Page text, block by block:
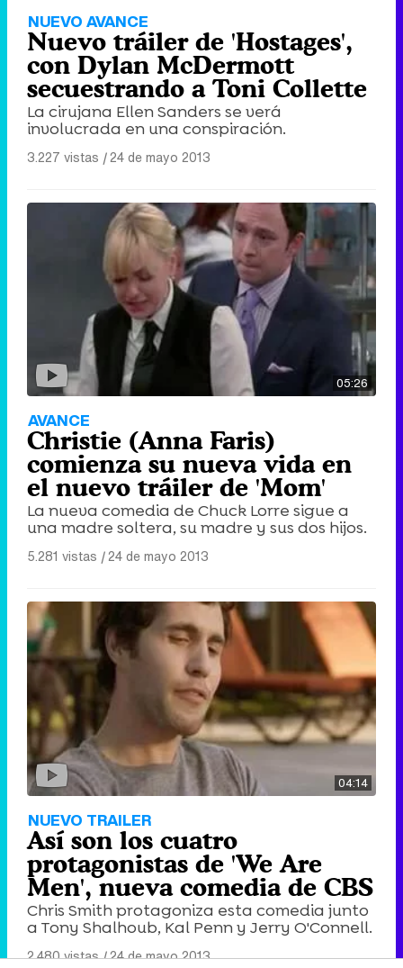
NUEVO AVANCE
Nuevo tráiler de 'Hostages',
con Dylan McDermott
secuestrando a Toni Collette
La cirujana Ellen Sanders se verá
involucrada en una conspiración.
3.227 vistas |24 de mayo 2013
05:26
AVANCE
Christie (Anna Faris)
comienza su nueva vida en
el nuevo tráiler de 'Mom'
La nueva comedia de Chuck Lorre sigue a
una madre soltera, su madre y sus dos hijos.
5.281 vistas |24 de mayo 2013
04:14
NUEVO TRAILER
Así son los cuatro
protagonistas de 'We Are
Men', nueva comedia de CBS
Chris Smith protagoniza esta comedia junto
a Tony Shalhoub, Kal Penn y Jerry O'Connell.
2.480 vistas|24 de mayo 2013